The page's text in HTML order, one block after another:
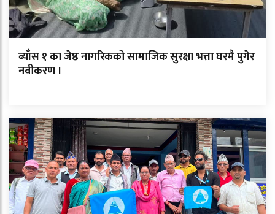
ब्याँस १ का जेष्ठ नागरिकको सामाजिक सुरक्षा भत्ता घरमै पुगेर
नवीकरण ।